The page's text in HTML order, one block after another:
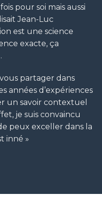
pour soi mais aussi
Jean-Luc
est une science
exacte, ça
partager dans
années d’expériences
un savoir contextuel
je suis convaincu
peux exceller dans la
inné »